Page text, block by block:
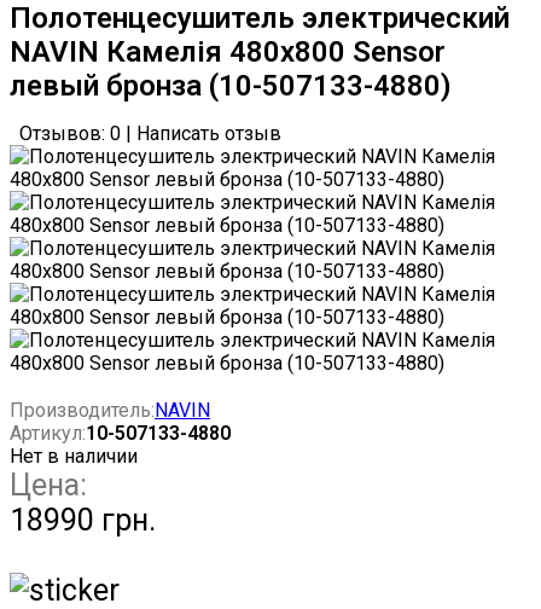
Полотенцесушитель электрический
NAVIN Камелія 480х800 Sensor
левый бронза (10-507133-4880)
Отзывов: 0 Написать отзыв
Производитель: NAVIN
Артикул:10-507133-4880
Нет в наличии
Цена:
18990 грн.